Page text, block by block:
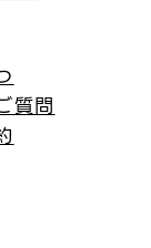
質問